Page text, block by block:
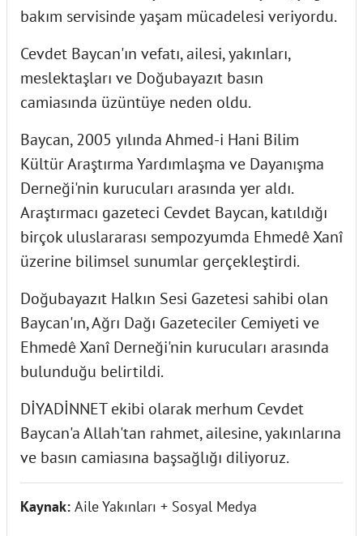
bakım servisinde yaşam mücadelesi veriyordu.
Cevdet Baycan'ın vefatı, ailesi, yakınları,
meslektaşları ve Doğubayazıt basın
camiasında üzüntüye neden oldu.
Baycan, 2005 yılında Ahmed-i Hani Bilim
Kültür Araştırma Yardımlaşma ve Dayanışma
Derneği'nin kurucuları arasında yer aldı.
Araştırmacı gazeteci Cevdet Baycan, katıldığı
birçok uluslararası sempozyumda Ehmedê Xanî
üzerine bilimsel sunumlar gerçekleştirdi.
Doğubayazıt Halkın Sesi Gazetesi sahibi olan
Baycan'ın, Ağrı Dağı Gazeteciler Cemiyeti ve
Ehmedê Xanî Derneği'nin kurucuları arasında
bulunduğu belirtildi.
DİYADİNNET ekibi olarak merhum Cevdet
Baycan'a Allah'tan rahmet, ailesine, yakınlarına
ve basın camiasına başsağlığı diliyoruz.
Kaynak: Aile Yakınları + Sosyal Medya